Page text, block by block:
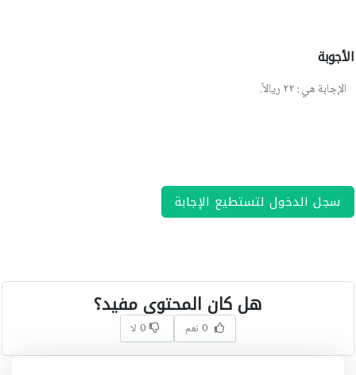
الأجوبة
الإجابة هي : ٢٢ ريالاََ.
سجل الدخول لتستطيع الإجابة
هل كان المحتوى مفيد؟
0 نعم 0 لا